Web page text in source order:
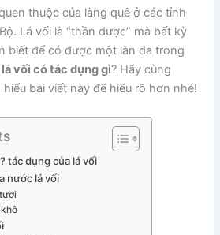
thuộc của làng quê ở các tỉnh
Lá vối là “thần dược” mà bất kỳ
biết để có được một làn da trong
lá vối có tác dụng gì? Hãy cùng
hiểu bài viết này để hiểu rõ hơn nhé!
tác dụng của lá vối
nước lá vối